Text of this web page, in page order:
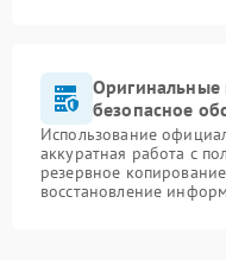
безопасное
Использование
аккуратная работа с
резервное
восстановление